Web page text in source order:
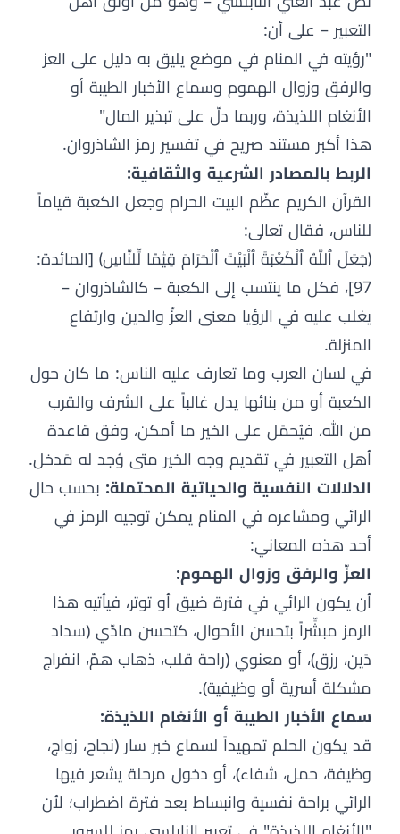
التعبير – على أن:
"رؤيته في المنام في موضع يليق به دليل على العز
والرفق وزوال الهموم وسماع الأخبار الطيبة أو
الأنغام اللذيذة، وربما دلّ على تبذير المال"
هذا أكبر مستند صريح في تفسير رمز الشاذروان.
الربط بالمصادر الشرعية والثقافية:
القرآن الكريم عظّم البيت الحرام وجعل الكعبة قياماً
للناس، فقال تعالى:
﴿جَعَلَ ٱللَّهُ ٱلْكَعْبَةَ ٱلْبَيْتَ ٱلْحَرَامَ قِيَٰمًا لِّلنَّاسِ﴾ [المائدة:
97]، فكل ما ينتسب إلى الكعبة – كالشاذروان –
يغلب عليه في الرؤيا معنى العزّ والدين وارتفاع
المنزلة.
في لسان العرب وما تعارف عليه الناس: ما كان حول
الكعبة أو من بنائها يدل غالباً على الشرف والقرب
من الله، فيُحمَل على الخير ما أمكن، وفق قاعدة
أهل التعبير في تقديم وجه الخير متى وُجد له مَدخل.
الدلالات النفسية والحياتية المحتملة: بحسب حال
الرائي ومشاعره في المنام يمكن توجيه الرمز في
أحد هذه المعاني:
العزّ والرفق وزوال الهموم:
أن يكون الرائي في فترة ضيق أو توتر، فيأتيه هذا
الرمز مبشِّراً بتحسن الأحوال، كتحسن مادّي (سداد
دَين، رزق)، أو معنوي (راحة قلب، ذهاب همّ، انفراج
مشكلة أسرية أو وظيفية).
سماع الأخبار الطيبة أو الأنغام اللذيذة:
قد يكون الحلم تمهيداً لسماع خبر سار (نجاح، زواج،
وظيفة، حمل، شفاء)، أو دخول مرحلة يشعر فيها
الرائي براحة نفسية وانبساط بعد فترة اضطراب؛ لأن